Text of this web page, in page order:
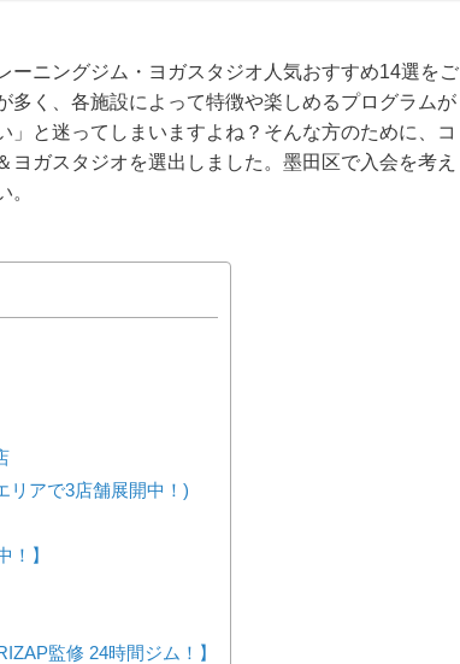
ニングジム・ヨガスタジオ人気おすすめ14選をご
く、各施設によって特徴や楽しめるプログラムが
と迷ってしまいますよね？そんな方のために、コ
ガスタジオを選出しました。墨田区で入会を考え
。
リアで3店舗展開中！)
！】
監修 24時間ジム！】